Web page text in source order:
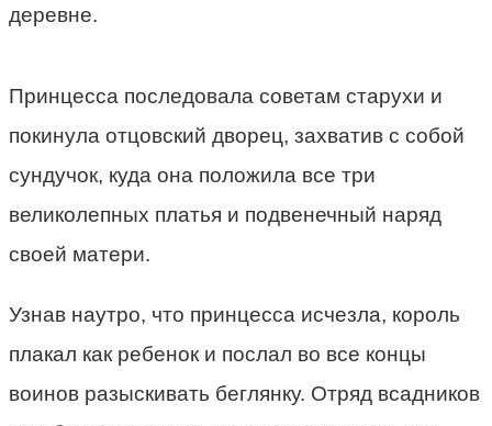
деревне.
Принцесса последовала советам старухи и
покинула отцовский дворец, захватив с собой
сундучок, куда она положила все три
великолепных платья и подвенечный наряд
своей матери.
Узнав наутро, что принцесса исчезла, король
плакал как ребенок и послал во все концы
воинов разыскивать беглянку. Отряд всадников